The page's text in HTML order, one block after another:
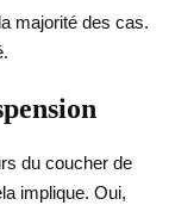
majorité des cas.
du coucher de
implique. Oui,